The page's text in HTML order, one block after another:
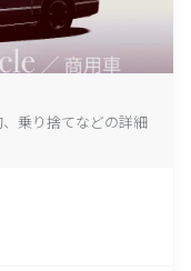
乗り捨てなどの詳細